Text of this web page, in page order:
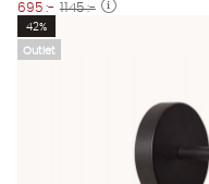
695 :- 1145 :-
Outlet
42%